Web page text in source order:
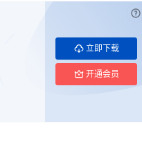
立即下载
开通会员